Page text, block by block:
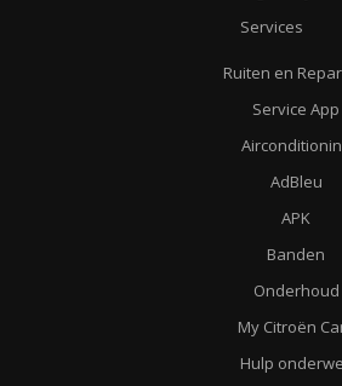
Services
Ruiten en
Service App
AdBleu
APK
Banden
Onderhoud
My Citroën
Hulp